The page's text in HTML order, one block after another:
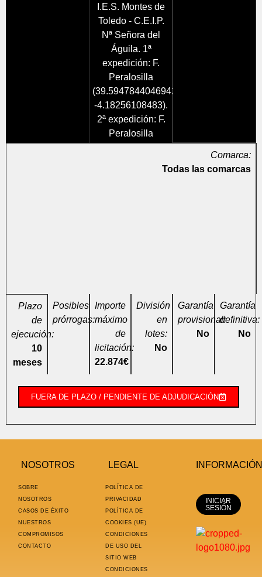
I.E.S. Montes de
Toledo - C.E.I.P.
Nª Señora del
Águila. 1ª
expedición: F.
Peralosilla
(39.59478440469425,
-4.18256108483).
2ª expedición: F.
Peralosilla
Comarca:
Todas las comarcas
Plazo
de
ejecución:
10
meses
Posibles
prórrogas:
Importe
máximo
de
licitación:
22.874€
División
en
lotes:
No
Garantía
provisional:
No
Garantía
definitiva:
No
FUERA DE PLAZO / PENDIENTE DE ADJUDICACIÓN
NOSOTROS
SOBRE
NOSOTROS
CASOS DE ÉXITO
NUESTROS
COMPROMISOS
CONTACTO
LEGAL
POLÍTICA DE
PRIVACIDAD
POLÍTICA DE
COOKIES (UE)
CONDICIONES
DE USO DEL
SITIO WEB
CONDICIONES
INFORMACIÓN
INICIAR
SESIÓN